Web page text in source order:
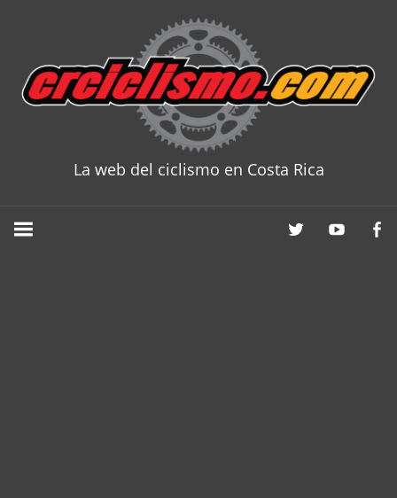
content
La web del ciclismo en Costa Rica